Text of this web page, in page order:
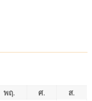
พฤ. ศ.
ส.